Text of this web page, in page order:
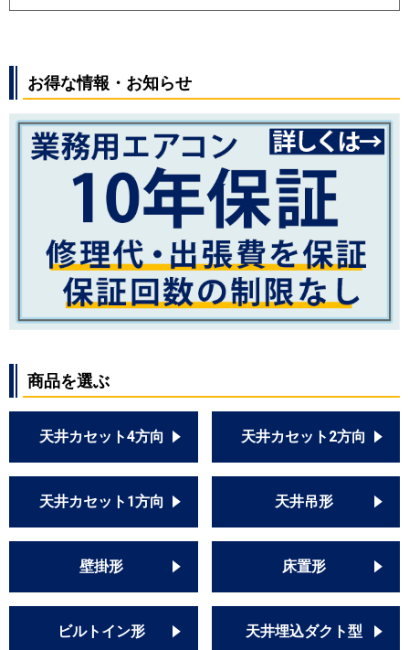
お得な情報・お知らせ
商品を選ぶ
天井カセット4方向 天井カセット2方向
天井カセット1方向 天井吊形
壁掛形 床置形
ビルトイン形 天井埋込ダクト型